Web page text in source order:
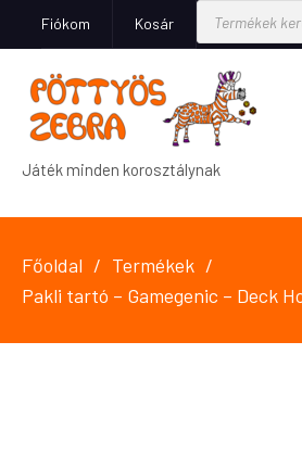
Fiókom Kosár
Játék minden korosztálynak
Főoldal
Termékek
Pakli tartó – Gamegenic – Deck